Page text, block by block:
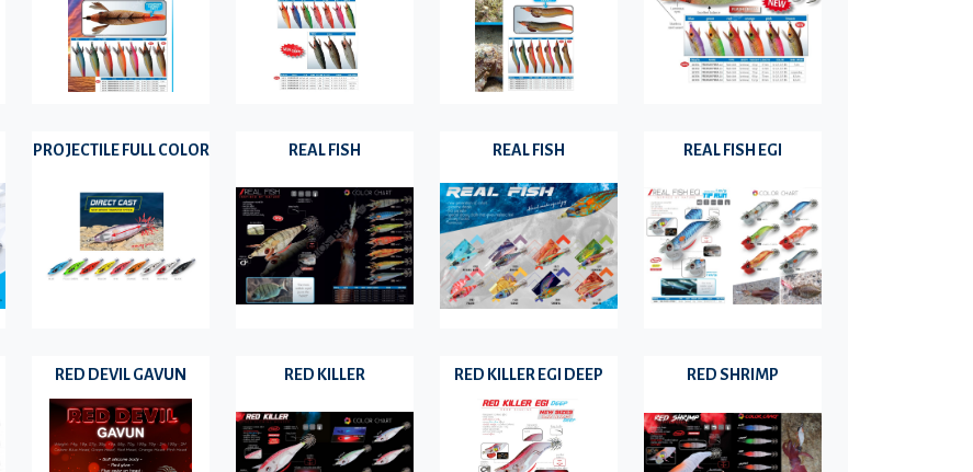
PROJECTILE FULL COLOR REAL FISH REAL FISH REAL FISH EGI
RED DEVIL GAVUN RED KILLER RED KILLER EGI DEEP RED SHRIMP